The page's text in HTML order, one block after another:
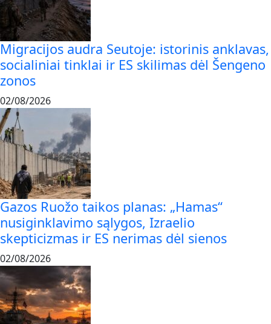
Migracijos audra Seutoje: istorinis anklavas,
socialiniai tinklai ir ES skilimas dėl Šengeno
zonos
02/08/2026
Gazos Ruožo taikos planas: „Hamas“
nusiginklavimo sąlygos, Izraelio
skepticizmas ir ES nerimas dėl sienos
02/08/2026